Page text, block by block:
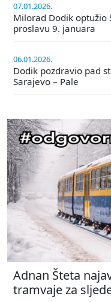
07.01.2026.
Milorad Dodik optužio
proslavu 9. januara
06.01.2026.
Dodik pozdravio pad
Sarajevo – Pale
Adnan Šteta
tramvaje za